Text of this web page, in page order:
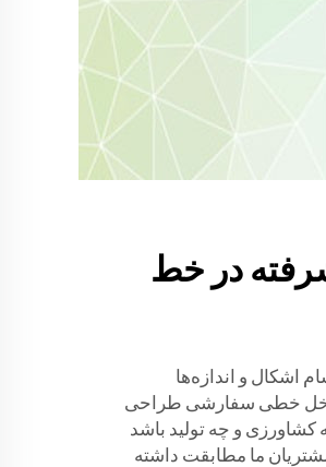
در خط
اشکال و اندازه‌ها
خطی سفارشی طراحی
و چه تولید باشد
ما مطابقت داشته